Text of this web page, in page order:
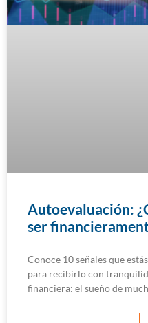
Autoevaluación:
ser
Conoce 10 señales que
para recibirlo con
financiera: el sueño de